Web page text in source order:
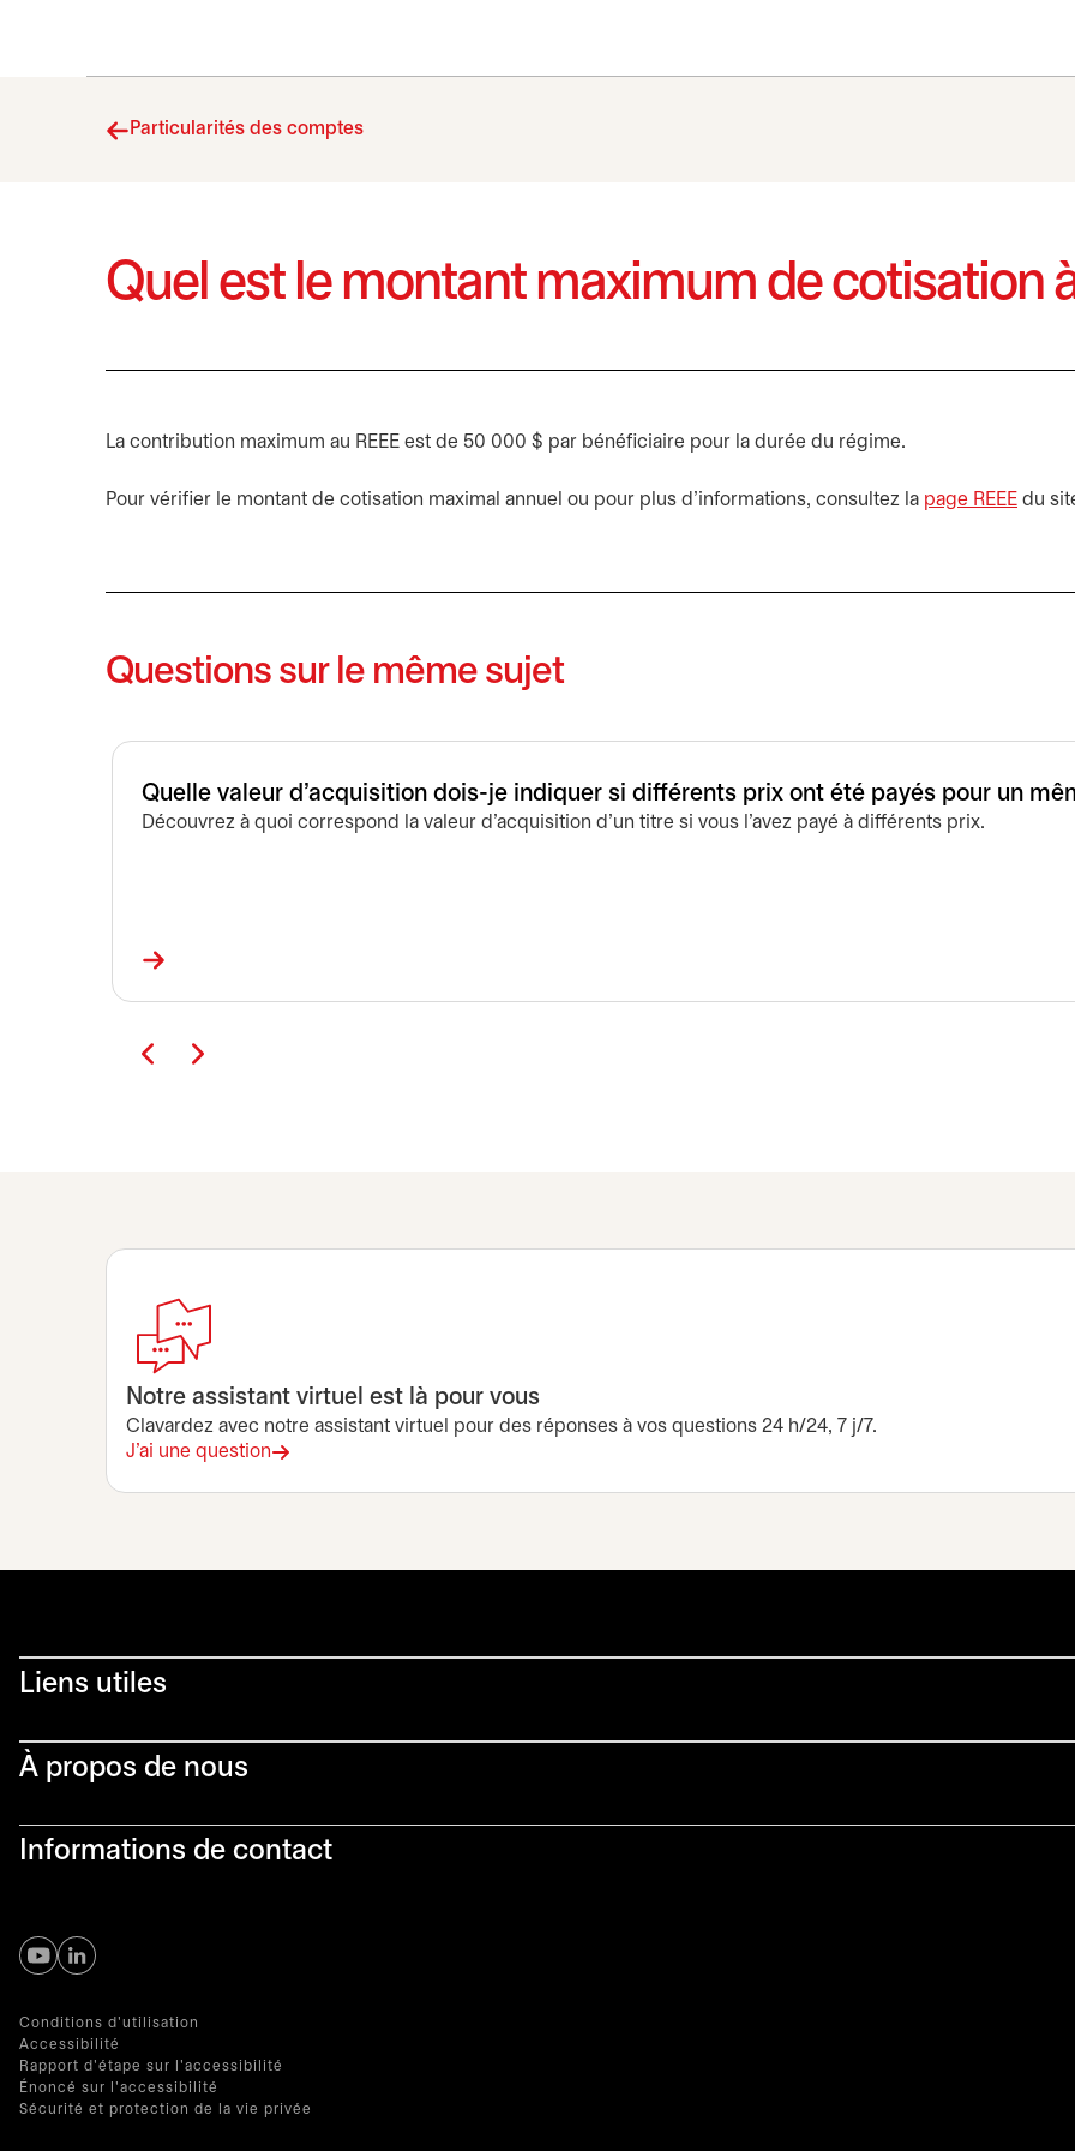
Particularités des comptes
Quel est le montant maximum de cotisation
La contribution maximum au REEE est de 50 000 $ par bénéficiaire pour la durée du régime.
Pour vérifier le montant de cotisation maximal annuel ou pour plus d’informations, consultez la page REEE du
Questions sur le même sujet
Quelle valeur d'acquisition dois-je indiquer si différents prix ont été payés pour un
Découvrez à quoi correspond la valeur d'acquisition d'un titre si vous l'avez payé à différents prix.
Notre assistant virtuel est là pour vous
Clavardez avec notre assistant virtuel pour des réponses à vos questions 24 h/24, 7 j/7.
J'ai une question
Liens utiles​
À propos de nous
Informations de contact
s’ouvre dans un nouvel onglet
s’ouvre dans un nouvel onglet
Conditions d'utilisation
Accessibilité
Rapport d'étape sur l'accessibilité
Énoncé sur l'accessibilité
Sécurité et protection de la vie privée